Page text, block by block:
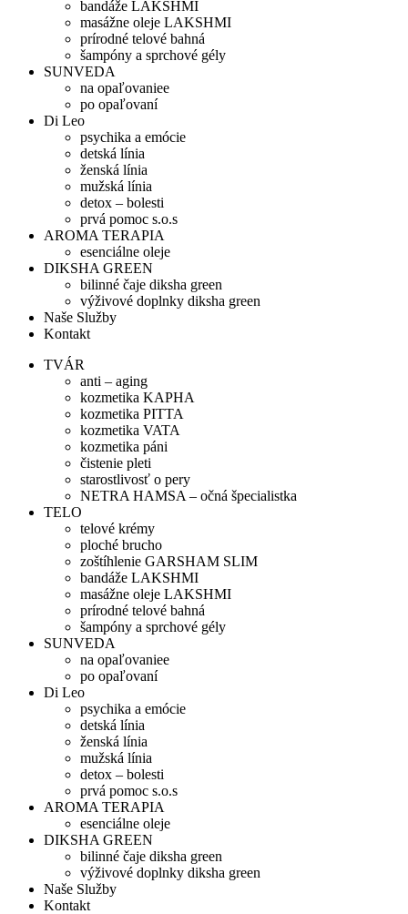
bandáže LAKSHMI
masážne oleje LAKSHMI
prírodné telové bahná
šampóny a sprchové gély
SUNVEDA
na opaľovaniee
po opaľovaní
Di Leo
psychika a emócie
detská línia
ženská línia
mužská línia
detox – bolesti
prvá pomoc s.o.s
AROMA TERAPIA
esenciálne oleje
DIKSHA GREEN
bilinné čaje diksha green
výživové doplnky diksha green
Naše Služby
Kontakt
TVÁR
anti – aging
kozmetika KAPHA
kozmetika PITTA
kozmetika VATA
kozmetika páni
čistenie pleti
starostlivosť o pery
NETRA HAMSA – očná špecialistka
TELO
telové krémy
ploché brucho
zoštíhlenie GARSHAM SLIM
bandáže LAKSHMI
masážne oleje LAKSHMI
prírodné telové bahná
šampóny a sprchové gély
SUNVEDA
na opaľovaniee
po opaľovaní
Di Leo
psychika a emócie
detská línia
ženská línia
mužská línia
detox – bolesti
prvá pomoc s.o.s
AROMA TERAPIA
esenciálne oleje
DIKSHA GREEN
bilinné čaje diksha green
výživové doplnky diksha green
Naše Služby
Kontakt